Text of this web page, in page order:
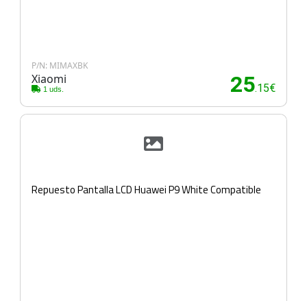
P/N: MIMAXBK
Xiaomi
1 uds. 25.15€
Repuesto Pantalla LCD Huawei P9 White Compatible